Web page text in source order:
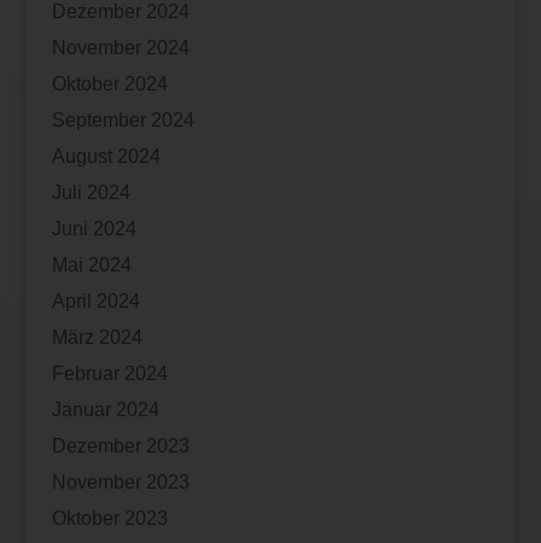
Dezember 2024
November 2024
Oktober 2024
September 2024
August 2024
Juli 2024
Juni 2024
Mai 2024
April 2024
März 2024
Februar 2024
Januar 2024
Dezember 2023
November 2023
Oktober 2023